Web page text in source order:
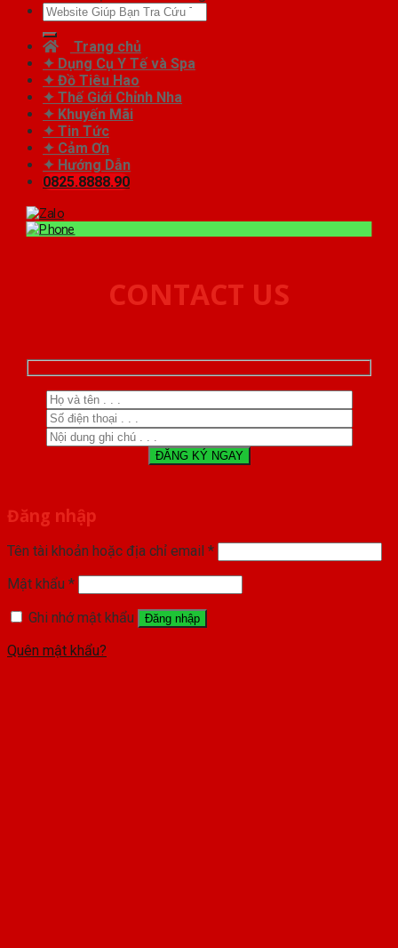
Tìm
kiếm:
Trang chủ
✦ Dụng Cụ Y Tế và Spa
✦ Đồ Tiêu Hao
✦ Thế Giới Chỉnh Nha
✦ Khuyến Mãi
✦ Tin Tức
✦ Cảm Ơn
✦ Hướng Dẫn
0825.8888.90
CONTACT US
Đăng nhập
Tên tài khoản hoặc địa chỉ email *
Mật khẩu *
Ghi nhớ mật khẩu
Đăng nhập
Quên mật khẩu?